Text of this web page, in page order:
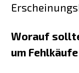
Worauf
um